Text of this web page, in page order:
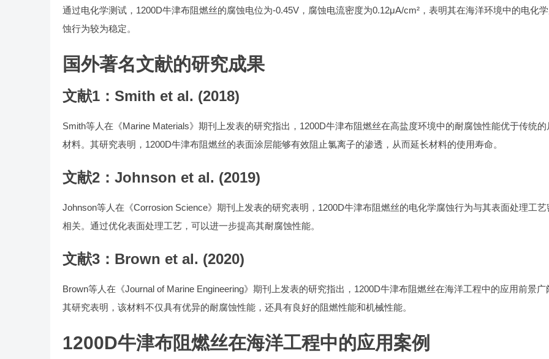
通过电化学测试，1200D牛津布阻燃丝的腐蚀电位为-0.45V，腐蚀电流密度为0.12μA/cm²，表明其在海洋环境中的电化
蚀行为较为稳定。
国外著名文献的研究成果
文献1：Smith et al. (2018)
Smith等人在《Marine Materials》期刊上发表的研究指出，1200D牛津布阻燃丝在高盐度环境中的耐腐蚀性能优于传统的
材料。其研究表明，1200D牛津布阻燃丝的表面涂层能够有效阻止氯离子的渗透，从而延长材料的使用寿命。
文献2：Johnson et al. (2019)
Johnson等人在《Corrosion Science》期刊上发表的研究表明，1200D牛津布阻燃丝的电化学腐蚀行为与其表面处理工艺
相关。通过优化表面处理工艺，可以进一步提高其耐腐蚀性能。
文献3：Brown et al. (2020)
Brown等人在《Journal of Marine Engineering》期刊上发表的研究指出，1200D牛津布阻燃丝在海洋工程中的应用前景广
其研究表明，该材料不仅具有优异的耐腐蚀性能，还具有良好的阻燃性能和机械性能。
1200D牛津布阻燃丝在海洋工程中的应用案例